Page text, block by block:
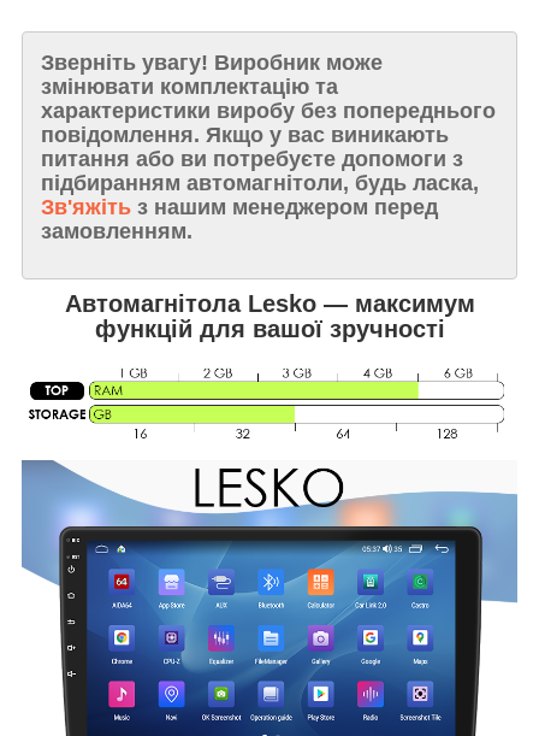
Зверніть увагу! Виробник може
змінювати комплектацію та
характеристики виробу без попереднього
повідомлення. Якщо у вас виникають
питання або ви потребуєте допомоги з
підбиранням автомагнітоли, будь ласка,
Зв'яжіть з нашим менеджером перед
замовленням.
Автомагнітола Lesko — максимум
функцій для вашої зручності